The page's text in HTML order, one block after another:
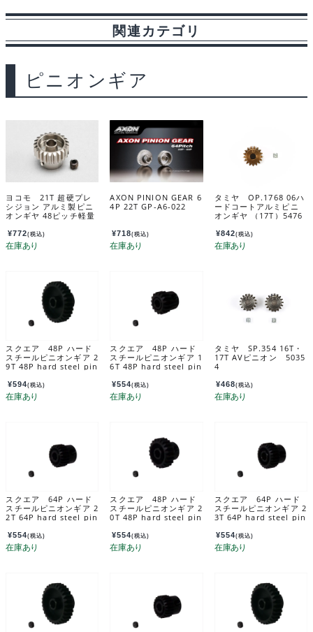
k
k t g
関連カテゴリ
ピニオンギア
ヨコモ 21T 超硬プレ
シジョン アルミ製ピニ
オンギヤ 48ピッチ軽量
1A
¥772(税込)
AXON PINION GEAR 6
4P 22T GP-A6-022
¥718(税込)
タミヤ OP.1768 06ハ
ードコートアルミピニ
オンギヤ （17T）5476
¥842(税込)
スクエア 48P ハード
スチールピニオンギア 2
9T 48P hard steel pin
9
¥594(税込)
スクエア 48P ハード
スチールピニオンギア 1
6T 48P hard steel pin
6
¥554(税込)
タミヤ SP.354 16T・
17T AVピニオン 5035
4
¥468(税込)
スクエア 64P ハード
スチールピニオンギア 2
2T 64P hard steel pin
2
¥554(税込)
スクエア 48P ハード
スチールピニオンギア 2
0T 48P hard steel pin
0
¥554(税込)
スクエア 64P ハード
スチールピニオンギア 2
3T 64P hard steel pin
3
¥554(税込)